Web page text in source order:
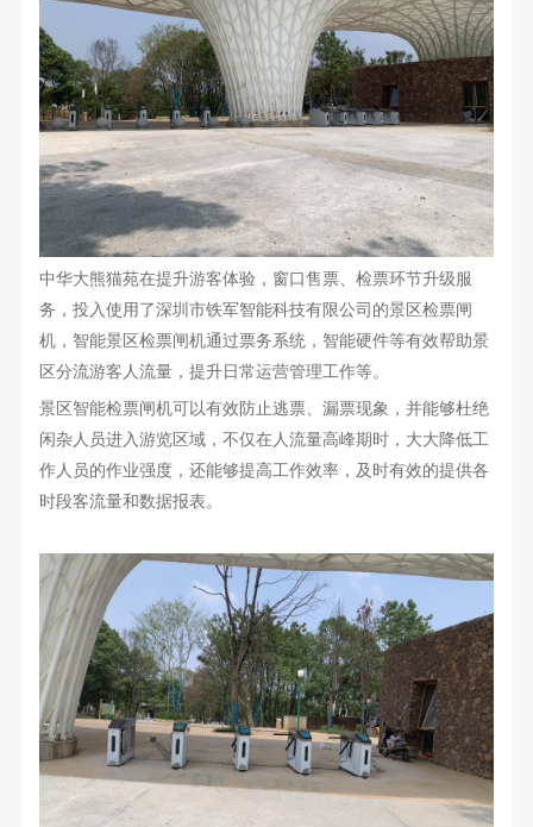
中华大熊猫苑在提升游客体验，窗口售票、检票环节升级服
务，投入使用了深圳市铁军智能科技有限公司的景区检票闸
机，智能景区检票闸机通过票务系统，智能硬件等有效帮助景
区分流游客人流量，提升日常运营管理工作等。
景区智能检票闸机可以有效防止逃票、漏票现象，并能够杜绝
闲杂人员进入游览区域，不仅在人流量高峰期时，大大降低工
作人员的作业强度，还能够提高工作效率，及时有效的提供各
时段客流量和数据报表。